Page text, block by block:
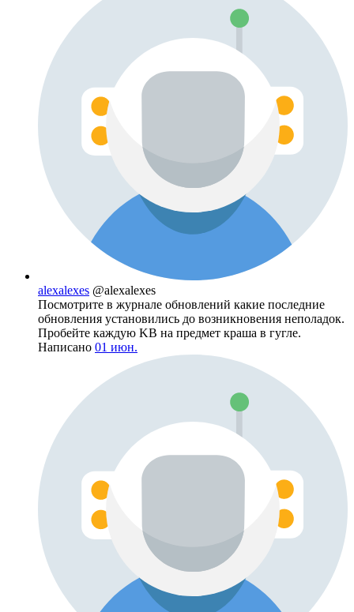
alexalexes @alexalexes
Посмотрите в журнале обновлений какие последние
обновления установились до возникновения неполадок.
Пробейте каждую KB на предмет краша в гугле.
Написано 01 июн.